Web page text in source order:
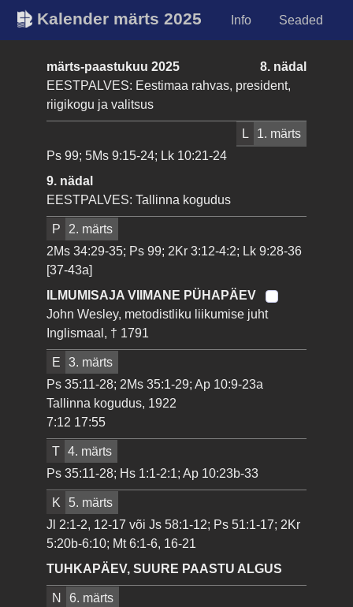
Kalender märts 2025 Info Seaded
8. nädal
märts-paastukuu 2025
EESTPALVES: Eestimaa rahvas, president,
riigikogu ja valitsus
L
1. märts
Ps 99; 5Ms 9:15-24; Lk 10:21-24
9. nädal
EESTPALVES: Tallinna kogudus
P
2. märts
2Ms 34:29-35; Ps 99; 2Kr 3:12-4:2; Lk 9:28-36
[37-43a]
ILMUMISAJA VIIMANE PÜHAPÄEV
John Wesley, metodistliku liikumise juht
Inglismaal, † 1791
E
3. märts
Ps 35:11-28; 2Ms 35:1-29; Ap 10:9-23a
Tallinna kogudus, 1922
7:12 17:55
T
4. märts
Ps 35:11-28; Hs 1:1-2:1; Ap 10:23b-33
K
5. märts
Jl 2:1-2, 12-17 või Js 58:1-12; Ps 51:1-17; 2Kr
5:20b-6:10; Mt 6:1-6, 16-21
TUHKAPÄEV, SUURE PAASTU ALGUS
N
6. märts